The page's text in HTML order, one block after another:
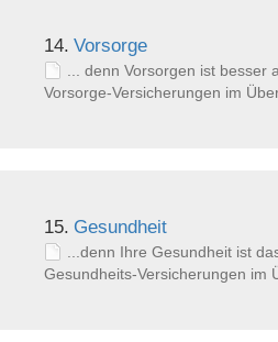
14. Vorsorge
... denn Vorsorgen ist besser
Vorsorge-Versicherungen im
15. Gesundheit
...denn Ihre Gesundheit ist
Gesundheits-Versicherungen im